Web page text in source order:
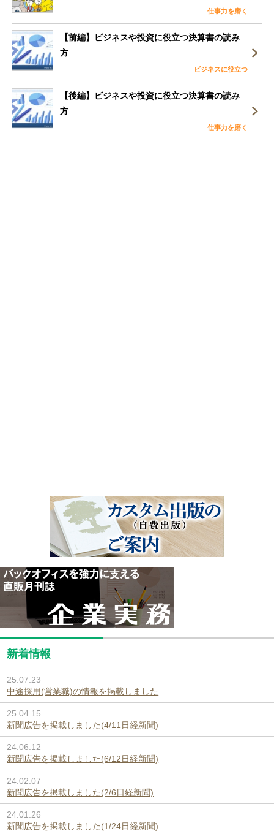
仕事力を磨く
【前編】ビジネスや投資に役立つ決算書の読み
方
ビジネスに役立つ
【後編】ビジネスや投資に役立つ決算書の読み
方
仕事力を磨く
新着情報
25.07.23
中途採用(営業職)の情報を掲載しました
25.04.15
新聞広告を掲載しました(4/11日経新聞)
24.06.12
新聞広告を掲載しました(6/12日経新聞)
24.02.07
新聞広告を掲載しました(2/6日経新聞)
24.01.26
新聞広告を掲載しました(1/24日経新聞)